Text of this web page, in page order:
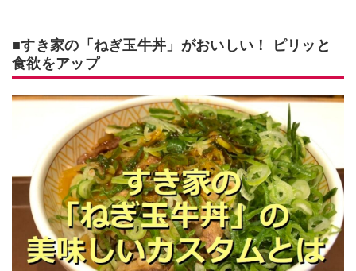
■すき家の「ねぎ玉牛丼」がおいしい！ ピリッと
食欲をアップ